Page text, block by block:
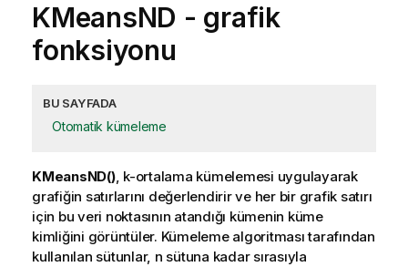
KMeansND - grafik
fonksiyonu
BU SAYFADA
Otomatik kümeleme
KMeansND(), k-ortalama kümelemesi uygulayarak
grafiğin satırlarını değerlendirir ve her bir grafik satırı
için bu veri noktasının atandığı kümenin küme
kimliğini görüntüler. Kümeleme algoritması tarafından
kullanılan sütunlar, n sütuna kadar sırasıyla